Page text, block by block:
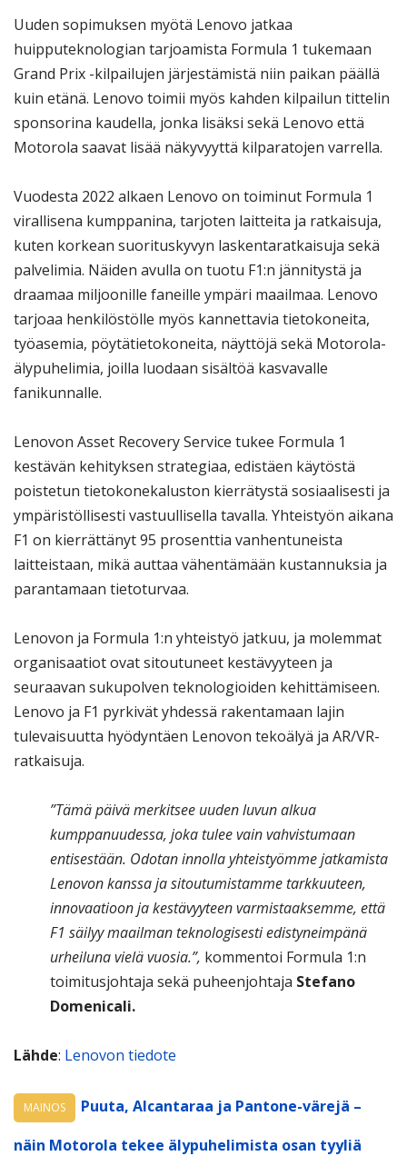
Uuden sopimuksen myötä Lenovo jatkaa
huipputeknologian tarjoamista Formula 1 tukemaan
Grand Prix -kilpailujen järjestämistä niin paikan päällä
kuin etänä. Lenovo toimii myös kahden kilpailun tittelin
sponsorina kaudella, jonka lisäksi sekä Lenovo että
Motorola saavat lisää näkyvyyttä kilparatojen varrella.
Vuodesta 2022 alkaen Lenovo on toiminut Formula 1
virallisena kumppanina, tarjoten laitteita ja ratkaisuja,
kuten korkean suorituskyvyn laskentaratkaisuja sekä
palvelimia. Näiden avulla on tuotu F1:n jännitystä ja
draamaa miljoonille faneille ympäri maailmaa. Lenovo
tarjoaa henkilöstölle myös kannettavia tietokoneita,
työasemia, pöytätietokoneita, näyttöjä sekä Motorola-
älypuhelimia, joilla luodaan sisältöä kasvavalle
fanikunnalle.
Lenovon Asset Recovery Service tukee Formula 1
kestävän kehityksen strategiaa, edistäen käytöstä
poistetun tietokonekaluston kierrätystä sosiaalisesti ja
ympäristöllisesti vastuullisella tavalla. Yhteistyön aikana
F1 on kierrättänyt 95 prosenttia vanhentuneista
laitteistaan, mikä auttaa vähentämään kustannuksia ja
parantamaan tietoturvaa.
Lenovon ja Formula 1:n yhteistyö jatkuu, ja molemmat
organisaatiot ovat sitoutuneet kestävyyteen ja
seuraavan sukupolven teknologioiden kehittämiseen.
Lenovo ja F1 pyrkivät yhdessä rakentamaan lajin
tulevaisuutta hyödyntäen Lenovon tekoälyä ja AR/VR-
ratkaisuja.
”Tämä päivä merkitsee uuden luvun alkua
kumppanuudessa, joka tulee vain vahvistumaan
entisestään. Odotan innolla yhteistyömme jatkamista
Lenovon kanssa ja sitoutumistamme tarkkuuteen,
innovaatioon ja kestävyyteen varmistaaksemme, että
F1 säilyy maailman teknologisesti edistyneimpänä
urheiluna vielä vuosia.”, kommentoi Formula 1:n
toimitusjohtaja sekä puheenjohtaja Stefano
Domenicali.
Lähde: Lenovon tiedote
MAINOS
Puuta, Alcantaraa ja Pantone-värejä –
näin Motorola tekee älypuhelimista osan tyyliä